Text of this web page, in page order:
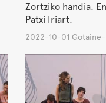
Zortziko handia.
Patxi Iriart.
2022-10-01